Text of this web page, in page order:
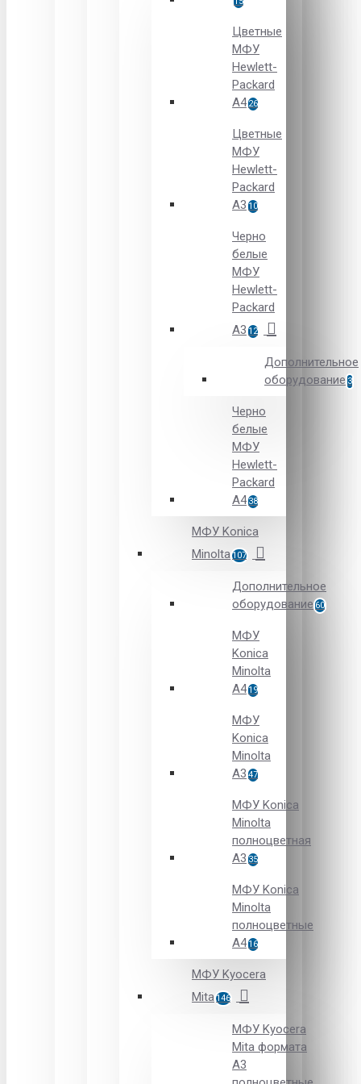
Цветные
МФУ
Hewlett-
Packard
A426
Цветные
МФУ
Hewlett-
Packard
А3 10
Черно
белые
МФУ
Hewlett-
Packard
А3 12
Дополнительное
оборудование 3
Черно
белые
МФУ
Hewlett-
Packard
А438
МФУ Konica
Minolta107
Дополнительное
оборудование 60
МФУ
Konica
Minolta
A419
МФУ
Konica
Minolta
A3 47
МФУ Konica
Minolta
полноцветная
А3 35
МФУ Konica
Minolta
полноцветные
А416
МФУ Kyocera
Mita146
МФУ Kyocera
Mita формата
A3